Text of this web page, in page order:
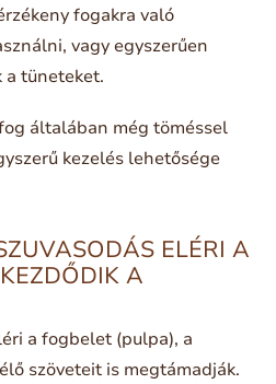
fogakra való
vagy egyszerűen
a tüneteket.
általában még töméssel
kezelés lehetősége
ELÉRI A
A
a fogbelet (pulpa), a
szöveteit is megtámadják.